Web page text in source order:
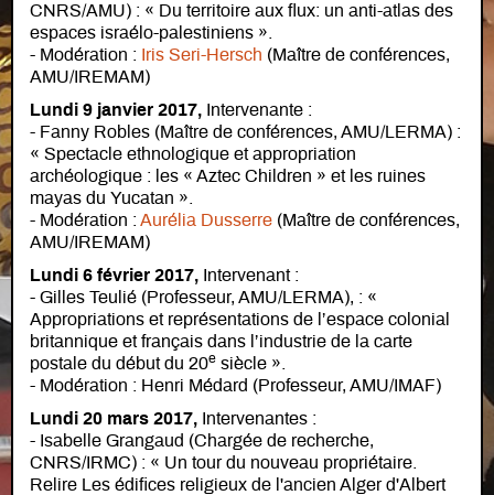
CNRS/AMU) : « Du territoire aux flux: un anti-atlas des
espaces israélo-palestiniens ».
- Modération :
Iris Seri-Hersch (Maître de conférences,
AMU/IREMAM)
Lundi 9 janvier 2017, Intervenante :
- Fanny Robles (Maître de conférences, AMU/LERMA) :
« Spectacle ethnologique et appropriation
archéologique : les « Aztec Children » et les ruines
mayas du Yucatan ».
- Modération : Aurélia Dusserre (Maître de conférences,
AMU/IREMAM)
Lundi 6 février 2017, Intervenant :
- Gilles Teulié (Professeur, AMU/LERMA), : «
Appropriations et représentations de l’espace colonial
britannique et français dans l’industrie de la carte
postale du début du 20e siècle ».
- Modération : Henri Médard (Professeur, AMU/IMAF)
Lundi 20 mars 2017, Intervenantes :
- Isabelle Grangaud (Chargée de recherche,
CNRS/IRMC) : « Un tour du nouveau propriétaire.
Relire Les édifices religieux de l'ancien Alger d'Albert